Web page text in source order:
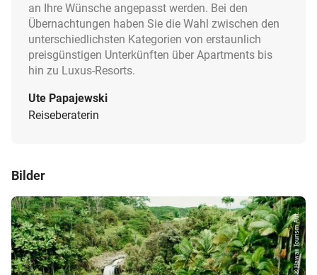
an Ihre Wünsche angepasst werden. Bei den
Übernachtungen haben Sie die Wahl zwischen den
unterschiedlichsten Kategorien von erstaunlich
preisgünstigen Unterkünften über Apartments bis
hin zu Luxus-Resorts.
Ute Papajewski
Reiseberaterin
Bilder
© Hawaii Tourism Aut...